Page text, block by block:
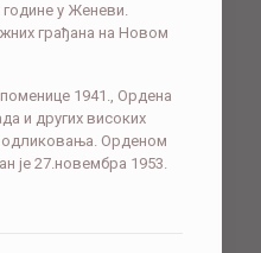
године у Женеви.
грађана на Новом
1941., Ордена
и других високих
одликовања. Орденом
је 27.новембра 1953.